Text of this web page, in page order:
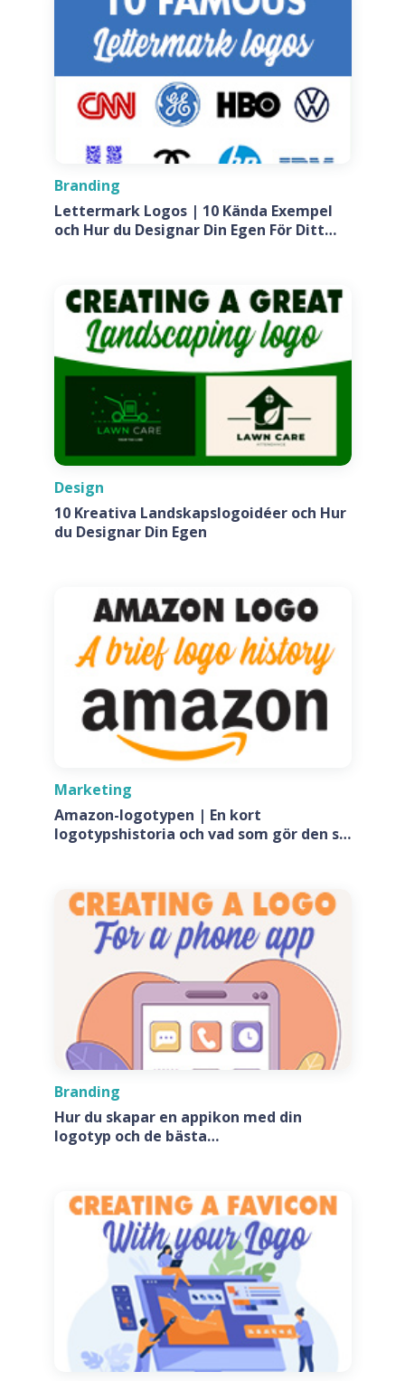
Branding
Lettermark Logos | 10 Kända Exempel
och Hur du Designar Din Egen För Ditt
Design
10 Kreativa Landskapslogoidéer och Hur
du Designar Din Egen
Marketing
Amazon-logotypen | En kort
logotypshistoria och vad som gör den så
Branding
Hur du skapar en appikon med din
logotyp och de bästa